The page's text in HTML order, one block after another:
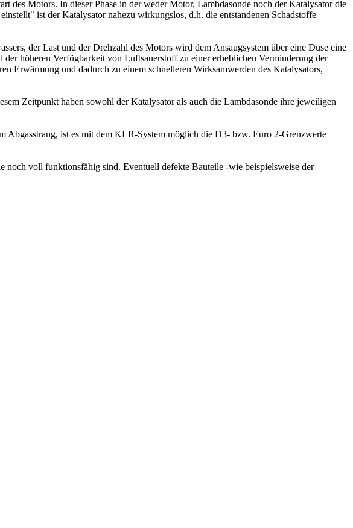
des Motors. In dieser Phase in der weder Motor, Lambdasonde noch der Katalysator die
ist der Katalysator nahezu wirkungslos, d.h. die entstandenen Schadstoffe
der Last und der Drehzahl des Motors wird dem Ansaugsystem über eine Düse eine
höheren Verfügbarkeit von Luftsauerstoff zu einer erheblichen Verminderung der
Erwärmung und dadurch zu einem schnelleren Wirksamwerden des Katalysators,
Zeitpunkt haben sowohl der Katalysator als auch die Lambdasonde ihre jeweiligen
Abgasstrang, ist es mit dem KLR-System möglich die D3- bzw. Euro 2-Grenzwerte
voll funktionsfähig sind. Eventuell defekte Bauteile -wie beispielsweise der